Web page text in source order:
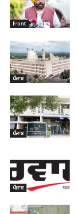
Front
ਪੰਜਾਬ
ਪੰਜਾਬ
ਪੰਜਾਬ